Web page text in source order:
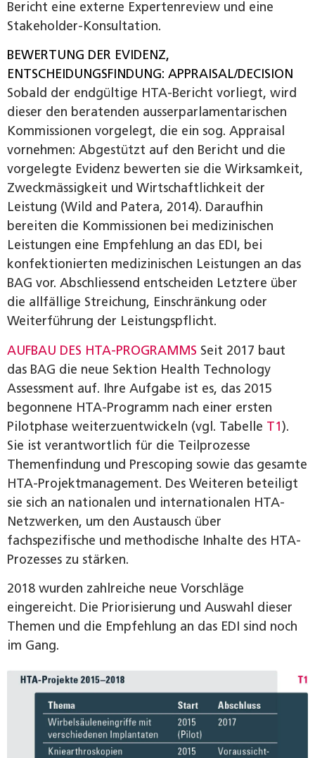
Bericht eine externe Expertenreview und eine
Stakeholder-Konsultation.
BEWERTUNG DER EVIDENZ,
ENTSCHEIDUNGSFINDUNG: APPRAISAL/DECISION
Sobald der endgültige HTA-­Bericht vorliegt, wird
dieser den beratenden ausserparlamentarischen
Kommissionen vorgelegt, die ein sog. Appraisal
vornehmen: Abgestützt auf den Bericht und die
vorgelegte Evidenz bewerten sie die Wirksamkeit,
Zweckmässigkeit und Wirtschaftlichkeit der
Leistung (Wild and Patera, 2014). Daraufhin
bereiten die Kommissionen bei medizinischen
Leistungen eine Empfehlung an das EDI, bei
konfektionierten medizinischen Leistungen an das
BAG vor. Abschliessend entscheiden Letztere über
die allfällige Streichung, Einschränkung oder
Weiterführung der Leistungspflicht.
AUFBAU DES HTA-PROGRAMMS Seit 2017 baut
das BAG die neue Sektion Health Technology
Assessment auf. Ihre Aufgabe ist es, das 2015
begonnene HTA-Programm nach einer ersten
Pilotphase weiterzuentwickeln (vgl. Tabelle T1).
Sie ist verantwortlich für die Teilprozesse
Themenfindung und Prescoping sowie das gesamte
HTA-Projektmanagement. Des Weiteren beteiligt
sie sich an nationalen und internationalen HTA-
Netzwerken, um den Austausch über
fachspezifische und methodische Inhalte des HTA-
Prozesses zu stärken.
2018 wurden zahlreiche neue Vorschläge
eingereicht. Die Priorisierung und Auswahl dieser
Themen und die Empfehlung an das EDI sind noch
im Gang.